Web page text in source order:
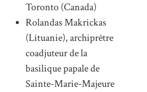
Toronto (Canada)
Rolandas Makrickas
(Lituanie), archiprêtre
coadjuteur de la
basilique papale de
Sainte-Marie-Majeure